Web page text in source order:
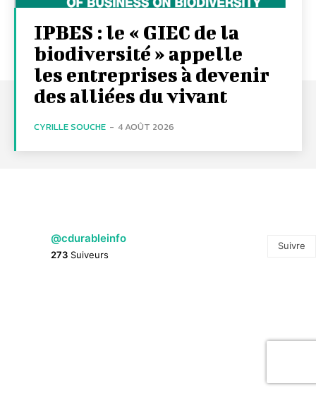
IPBES : le « GIEC de la
biodiversité » appelle
les entreprises à devenir
des alliées du vivant
CYRILLE SOUCHE - 4 AOÛT 2026
@cdurableinfo
273 Suiveurs
Suivre